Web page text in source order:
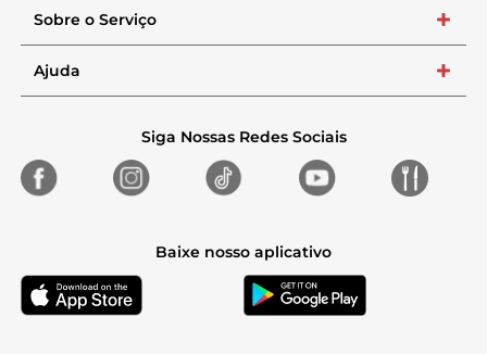
Sobre o Serviço +
Ajuda +
Siga Nossas Redes Sociais
Baixe nosso aplicativo